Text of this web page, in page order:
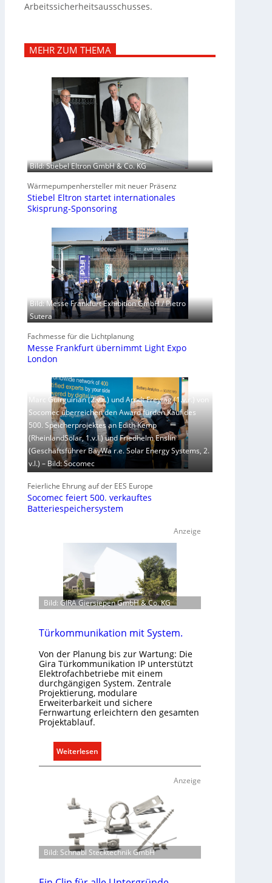
Arbeitssicherheitsausschusses.
MEHR ZUM THEMA
Bild: Stiebel Eltron GmbH & Co. KG
Wärmepumpenhersteller mit neuer Präsenz
Stiebel Eltron startet internationales
Skisprung-Sponsoring
Bild: Messe Frankfurt Exhibition GmbH / Pietro
Sutera
Fachmesse für die Lichtplanung
Messe Frankfurt übernimmt Light Expo
London
Marc Guirguirian (2.v.r.) und Arndt Freytag (1.v.r.) von
Socomec überreichen den Award fürden Kauf des
500. Speicherprojektes an Edith Kemp
(RheinlandSolar, 1.v.l.) und Friedhelm Enslin
(Geschäftsführer BayWa r.e. Solar Energy Systems, 2.
v.l.) – Bild: Socomec
Feierliche Ehrung auf der EES Europe
Socomec feiert 500. verkauftes
Batteriespeichersystem
Anzeige
Bild: GIRA Giersiepen GmbH & Co. KG
Türkommunikation mit System.
Von der Planung bis zur Wartung: Die
Gira Türkommunikation IP unterstützt
Elektrofachbetriebe mit einem
durchgängigen System. Zentrale
Projektierung, modulare
Erweiterbarkeit und sichere
Fernwartung erleichtern den gesamten
Projektablauf.
Weiterlesen
T
o
m
m
u
i
Anzeige
Bild: Schnabl Stecktechnik GmbH